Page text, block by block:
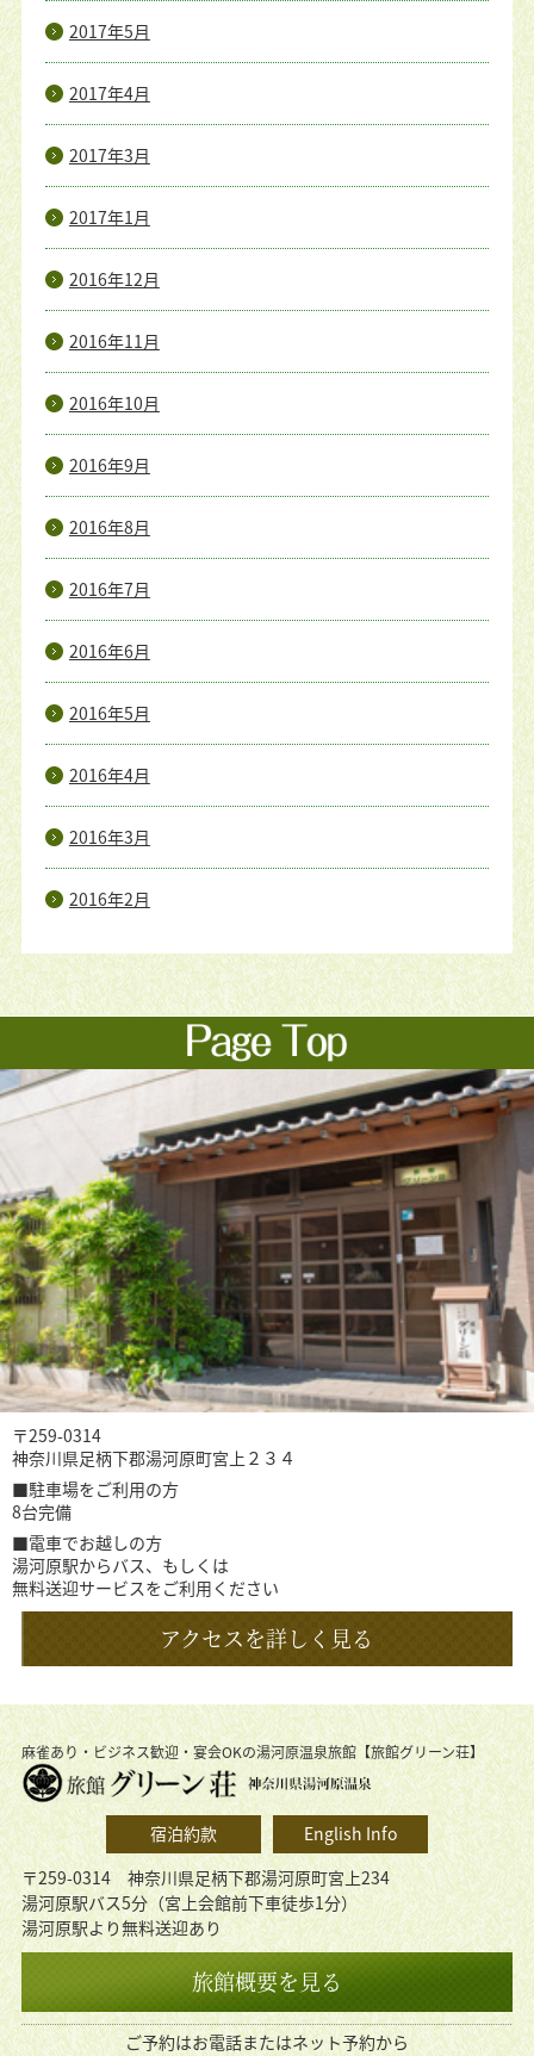
2017年5月
2017年4月
2017年3月
2017年1月
2016年12月
2016年11月
2016年10月
2016年9月
2016年8月
2016年7月
2016年6月
2016年5月
2016年4月
2016年3月
2016年2月
〒259-0314
神奈川県足柄下郡湯河原町宮上２３４
■駐車場をご利用の方
8台完備
■電車でお越しの方
湯河原駅からバス、もしくは
無料送迎サービスをご利用ください
アクセスを詳しく見る
麻雀あり・ビジネス歓迎・宴会OKの湯河原温泉旅館【旅館グリーン荘】
宿泊約款
English Info
〒259-0314 神奈川県足柄下郡湯河原町宮上234
湯河原駅バス5分（宮上会館前下車徒歩1分）
湯河原駅より無料送迎あり
旅館概要を見る
ご予約はお電話またはネット予約から